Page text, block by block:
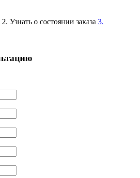
2. Узнать о состоянии заказа 3.